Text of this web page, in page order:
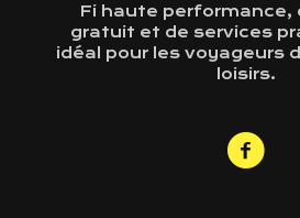
Fi haute performance,
gratuit et de services
idéal pour les voyageurs
loisirs.